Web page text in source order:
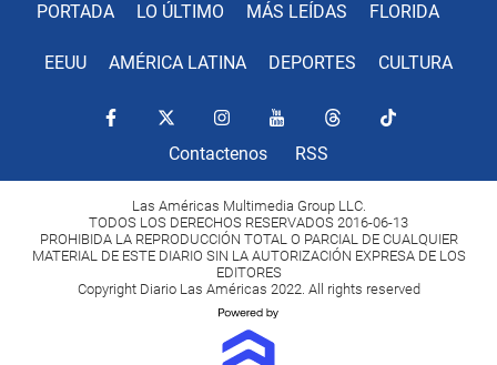
PORTADA LO ÚLTIMO MÁS LEÍDAS FLORIDA
EEUU AMÉRICA LATINA DEPORTES CULTURA
Contactenos RSS
Las Américas Multimedia Group LLC.
TODOS LOS DERECHOS RESERVADOS 2016-06-13
PROHIBIDA LA REPRODUCCIÓN TOTAL O PARCIAL DE CUALQUIER
MATERIAL DE ESTE DIARIO SIN LA AUTORIZACIÓN EXPRESA DE LOS
EDITORES
Copyright Diario Las Américas 2022. All rights reserved